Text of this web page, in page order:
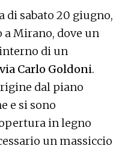
di sabato 20 giugno,
Mirano, dove un
di un
Carlo Goldoni.
dal piano
e si sono
in legno
un massiccio